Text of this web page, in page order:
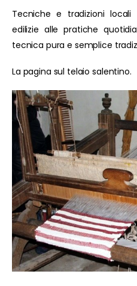
Tecniche e tradizioni locali
edilizie alle pratiche
tecnica pura e semplice
La pagina sul telaio salentino.